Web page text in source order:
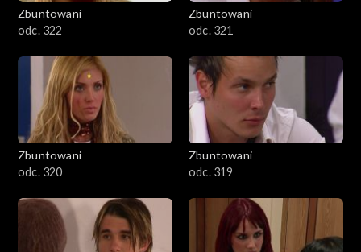
Zbuntowani
odc. 322
Zbuntowani
odc. 321
Zbuntowani
odc. 320
Zbuntowani
odc. 319